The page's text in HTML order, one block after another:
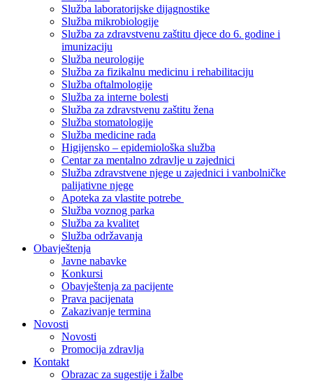
Služba laboratorijske dijagnostike
Služba mikrobiologije
Služba za zdravstvenu zaštitu djece do 6. godine i
imunizaciju
Služba neurologije
Služba za fizikalnu medicinu i rehabilitaciju
Služba oftalmologije
Služba za interne bolesti
Služba za zdravstvenu zaštitu žena
Služba stomatologije
Služba medicine rada
Higijensko – epidemiološka služba
Centar za mentalno zdravlje u zajednici
Služba zdravstvene njege u zajednici i vanbolničke
palijativne njege
Apoteka za vlastite potrebe
Služba voznog parka
Služba za kvalitet
Služba održavanja
Obavještenja
Javne nabavke
Konkursi
Obavještenja za pacijente
Prava pacijenata
Zakazivanje termina
Novosti
Novosti
Promocija zdravlja
Kontakt
Obrazac za sugestije i žalbe